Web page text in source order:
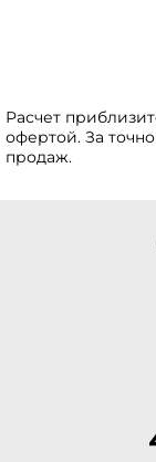
Расчет
офертой. За
продаж.